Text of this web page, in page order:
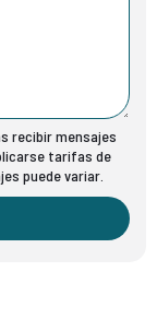
recibir mensajes
tarifas de
puede variar.